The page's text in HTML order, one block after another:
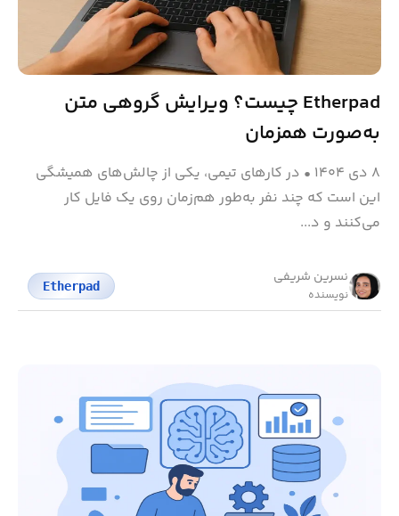
Etherpad چیست؟ ویرایش گروهی متن
به‌صورت همزمان
۸ دی ۱۴۰۴ • در کارهای تیمی، یکی از چالش‌های همیشگی
این است که چند نفر به‌طور هم‌زمان روی یک فایل کار
می‌کنند و د...
نسرین شریفی
نویسنده
Etherpad